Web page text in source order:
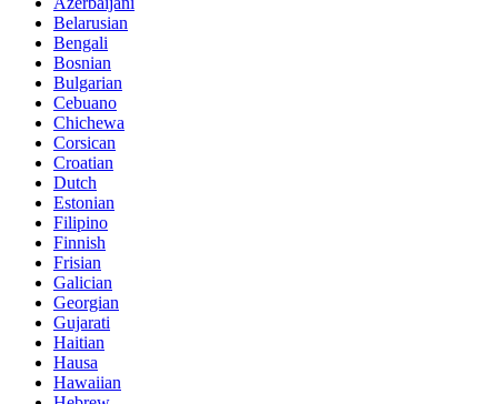
Belarusian
Bengali
Bosnian
Bulgarian
Cebuano
Chichewa
Corsican
Croatian
Dutch
Estonian
Filipino
Finnish
Frisian
Galician
Georgian
Gujarati
Haitian
Hausa
Hawaiian